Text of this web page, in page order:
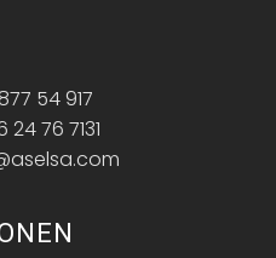
54 917
24 76 7131